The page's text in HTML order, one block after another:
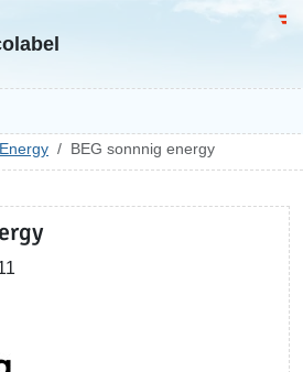
BEG sonnnig energy